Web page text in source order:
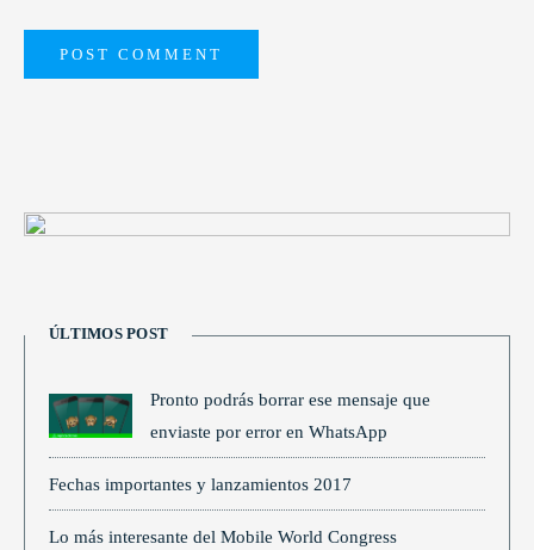
ÚLTIMOS POST
Pronto podrás borrar ese mensaje que
enviaste por error en WhatsApp
Fechas importantes y lanzamientos 2017
Lo más interesante del Mobile World Congress